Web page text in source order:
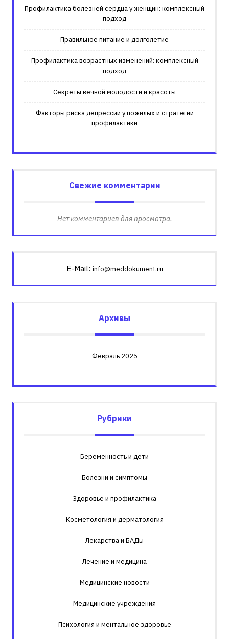
Профилактика болезней сердца у женщин: комплексный
подход
Правильное питание и долголетие
Профилактика возрастных изменений: комплексный
подход
Секреты вечной молодости и красоты
Факторы риска депрессии у пожилых и стратегии
профилактики
Свежие комментарии
Нет комментариев для просмотра.
E-Mail: info@meddokument.ru
Архивы
Февраль 2025
Рубрики
Беременность и дети
Болезни и симптомы
Здоровье и профилактика
Косметология и дерматология
Лекарства и БАДы
Лечение и медицина
Медицинские новости
Медицинские учреждения
Психология и ментальное здоровье